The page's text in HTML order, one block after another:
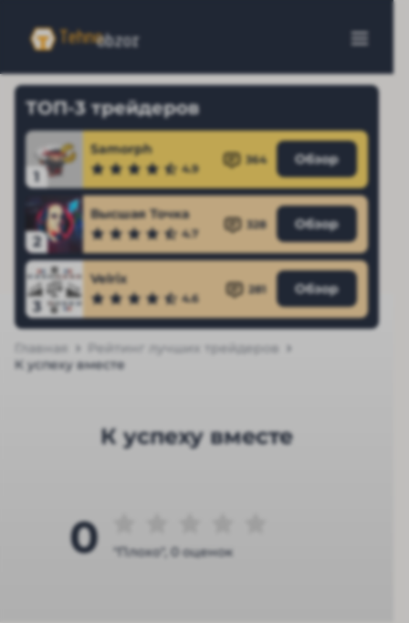
ТОП-3 трейдеров
1
Samorph
4.9
364 Обзор
2
Высшая Точка
4.7
328 Обзор
3
Velrix
4.6
281 Обзор
Главная
Рейтинг лучших трейдеров
К успеху вместе
К успеху вместе
0 "Плохо", 0 оценок